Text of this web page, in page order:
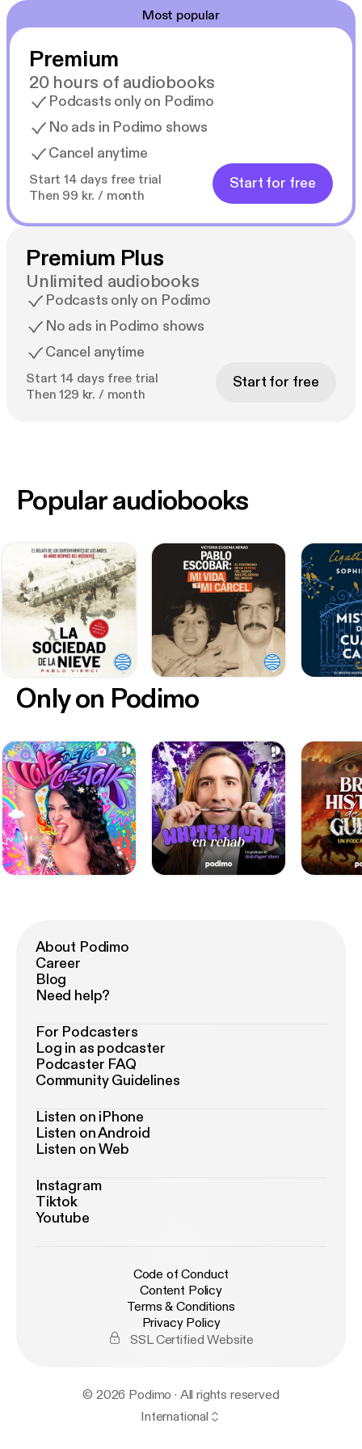
Siden begyndelsen af sin karriere har hun vundet
Kulturministeriets Børnebogspris og Orla-prisen.
Most popular
Premium
20 hours of audiobooks
Podcasts only on Podimo
No ads in Podimo shows
Cancel anytime
Start 14 days free trial
Then 99 kr. / month
Start for free
Premium Plus
Unlimited audiobooks
Podcasts only on Podimo
No ads in Podimo shows
Cancel anytime
Start 14 days free trial
Then 129 kr. / month
Start for free
Only on Podimo
Popular audiobooks
About Podimo
Career
Blog
Need help?
For Podcasters
Log in as podcaster
Podcaster FAQ
Community Guidelines
Listen on iPhone
Listen on Android
Listen on Web
Instagram
Tiktok
Youtube
Code of Conduct
Content Policy
Terms & Conditions
Privacy Policy
SSL Certified Website
© 2026 Podimo · All rights reserved
International